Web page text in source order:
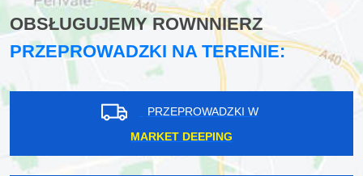
OBSŁUGUJEMY ROWNNIERZ
PRZEPROWADZKI NA TERENIE:
PRZEPROWADZKI W
MARKET DEEPING